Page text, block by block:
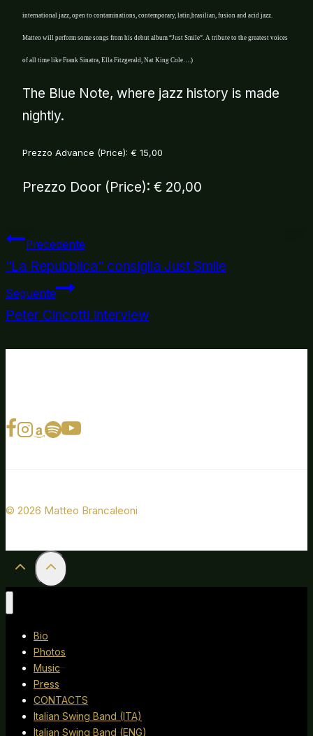
international jazz, open to contaminations, contemporary, latin,brasilian, fusion and acid jazz.
Matteo will perform some songs from his debut album “Just Smile”. A tribute to the greatest voices
of all time like Frank Sinatra, Ella Fitzgerald, Nat King Cole….)
The Blue Note, where jazz history is made
nightly.
Prezzo Advance (Price): € 15,00
Prezzo Door (Price): € 20,00
articoli
Precedente
“La Repubblica” consiglia Just Smile
Seguente
Peter Cincotti Interview
© 2026 Matteo Brancaleoni
Bio
Photos
Music
Press
CONTACTS
Italian Swing Band (ITA)
Italian Swing Band (ENG)